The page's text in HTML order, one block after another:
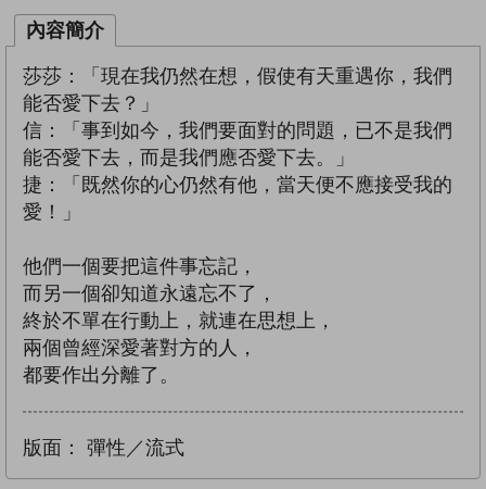
內容簡介
莎莎：「現在我仍然在想，假使有天重遇你，我們
能否愛下去？」
信：「事到如今，我們要面對的問題，已不是我們
能否愛下去，而是我們應否愛下去。」
捷：「既然你的心仍然有他，當天便不應接受我的
愛！」
他們一個要把這件事忘記，
而另一個卻知道永遠忘不了，
終於不單在行動上，就連在思想上，
兩個曾經深愛著對方的人，
都要作出分離了。
版面： 彈性／流式